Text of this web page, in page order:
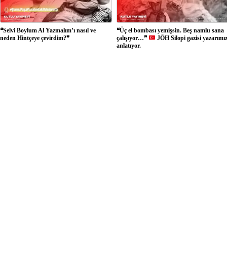
❝Selvi Boylum Al Yazmalım’ı nasıl ve
neden Hintçeye çevirdim?❞
❝Üç el bombası yemişsin. Beş namlu sana
çalışıyor…❞
JÖH Silopi gazisi yazarımız
anlatıyor.